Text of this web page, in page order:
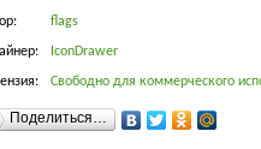
flags
IconDrawer
Свободно для коммерческого
Поделиться…